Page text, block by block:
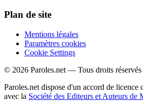
Plan de site
Mentions légales
Paramètres cookies
Cookie Settings
© 2026 Paroles.net — Tous droits réservés
Paroles.net dispose d'un accord de licence
avec la Société des Editeurs et Auteurs de